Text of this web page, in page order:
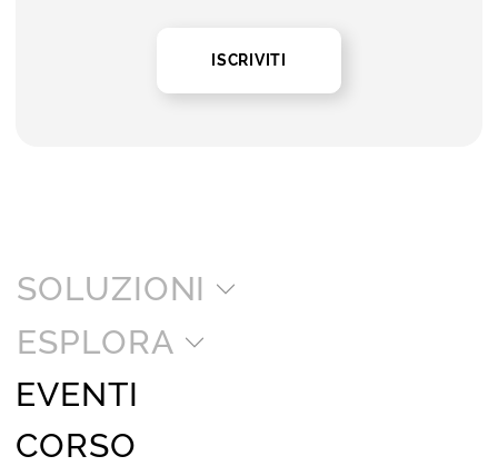
ISCRIVITI
SOLUZIONI
ESPLORA
EVENTI
CORSO